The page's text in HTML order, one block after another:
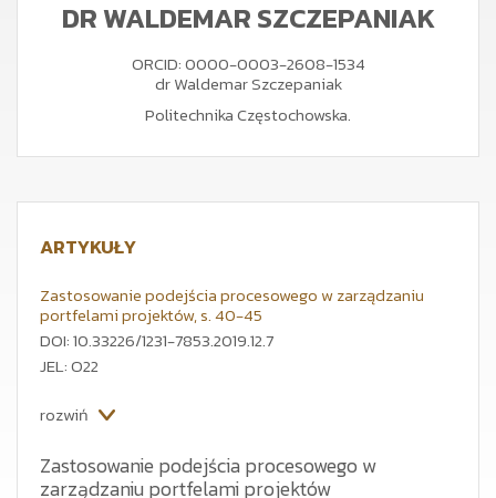
DR WALDEMAR SZCZEPANIAK
ORCID: 0000-0003-2608-1534
dr Waldemar Szczepaniak
Politechnika Częstochowska.
ARTYKUŁY
Zastosowanie podejścia procesowego w zarządzaniu
portfelami projektów, s. 40-45
DOI: 10.33226/1231-7853.2019.12.7
JEL: O22
rozwiń
Zastosowanie podejścia procesowego w
zarządzaniu portfelami projektów